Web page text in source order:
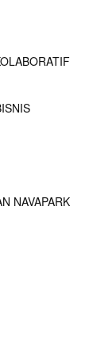
NAVAPARK